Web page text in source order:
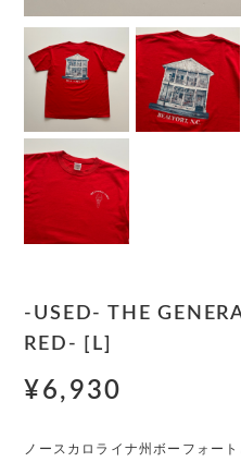
-USED- THE
RED- [L]
¥6,930
ノースカロライナ州ボーフォー